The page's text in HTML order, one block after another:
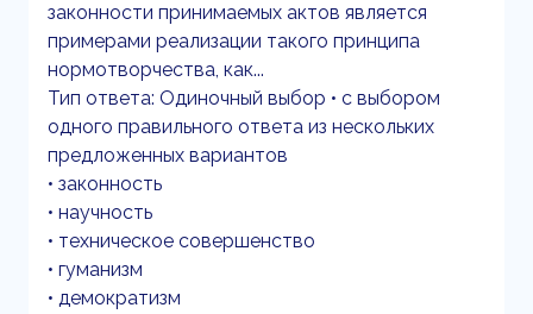
законности принимаемых актов является
примерами реализации такого принципа
нормотворчества, как...
Тип ответа: Одиночный выбор • с выбором
одного правильного ответа из нескольких
предложенных вариантов
• законность
• научность
• техническое совершенство
• гуманизм
• демократизм